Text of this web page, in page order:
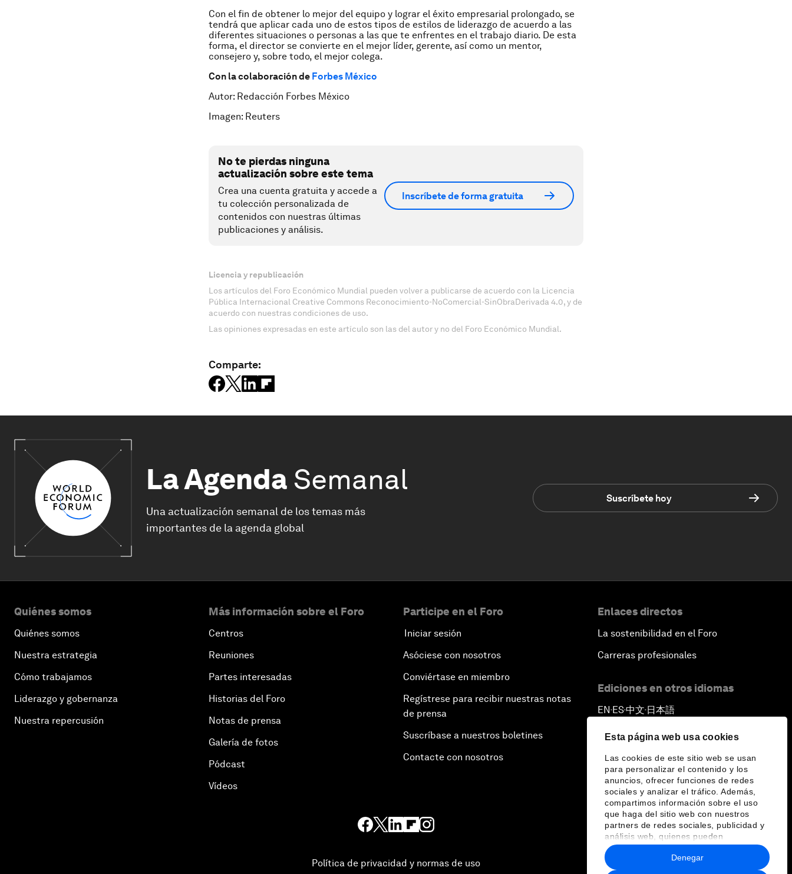
Esta página web usa cookies
Las cookies de este sitio web se usan
para personalizar el contenido y los
anuncios, ofrecer funciones de redes
sociales y analizar el tráfico. Además,
compartimos información sobre el uso
que haga del sitio web con nuestros
partners de redes sociales, publicidad y
análisis web, quienes pueden
combinarla con otra información que les
haya proporcionado o que hayan
recopilado a partir del uso que haya
Denegar
Con el fin de obtener lo mejor del equipo y lograr el éxito empresarial prolongado, se
tendrá que aplicar cada uno de estos tipos de estilos de liderazgo de acuerdo a las
diferentes situaciones o personas a las que te enfrentes en el trabajo diario. De esta
forma, el director se convierte en el mejor líder, gerente, así como un mentor,
consejero y, sobre todo, el mejor colega.
Con la colaboración de Forbes México
Autor: Redacción Forbes México
Imagen: Reuters
No te pierdas ninguna
actualización sobre este tema
Crea una cuenta gratuita y accede a
tu colección personalizada de
contenidos con nuestras últimas
publicaciones y análisis.
Inscríbete de forma gratuita
Licencia y republicación
Los artículos del Foro Económico Mundial pueden volver a publicarse de acuerdo con la Licencia
Pública Internacional Creative Commons Reconocimiento-NoComercial-SinObraDerivada 4.0, y de
acuerdo con nuestras condiciones de uso.
Las opiniones expresadas en este artículo son las del autor y no del Foro Económico Mundial.
Comparte:
La Agenda Semanal
Una actualización semanal de los temas más
importantes de la agenda global
Suscríbete hoy
Quiénes somos
Quiénes somos
Nuestra estrategia
Cómo trabajamos
Liderazgo y gobernanza
Nuestra repercusión
Más información sobre el Foro
Centros
Reuniones
Partes interesadas
Historias del Foro
Notas de prensa
Galería de fotos
Pódcast
Vídeos
Participe en el Foro
Iniciar sesión
Asóciese con nosotros
Conviértase en miembro
Regístrese para recibir nuestras notas
de prensa
Suscríbase a nuestros boletines
Contacte con nosotros
Enlaces directos
La sostenibilidad en el Foro
Carreras profesionales
Ediciones en otros idiomas
EN ▪ES▪中文▪ 日本語
Política de privacidad y normas de uso